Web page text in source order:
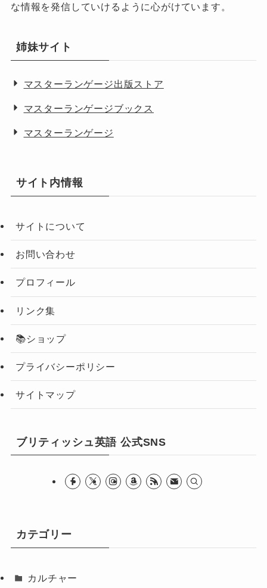
な情報を発信していけるように心がけています。
姉妹サイト
マスターランゲージ出版ストア
マスターランゲージブックス
マスターランゲージ
サイト内情報
サイトについて
お問い合わせ
プロフィール
リンク集
📚ショップ
プライバシーポリシー
サイトマップ
ブリティッシュ英語 公式SNS
カテゴリー
カルチャー